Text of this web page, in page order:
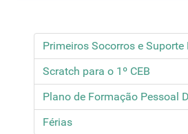
Primeiros Socorros e Suporte
Scratch para o 1º CEB
Plano de Formação Pessoal
Férias